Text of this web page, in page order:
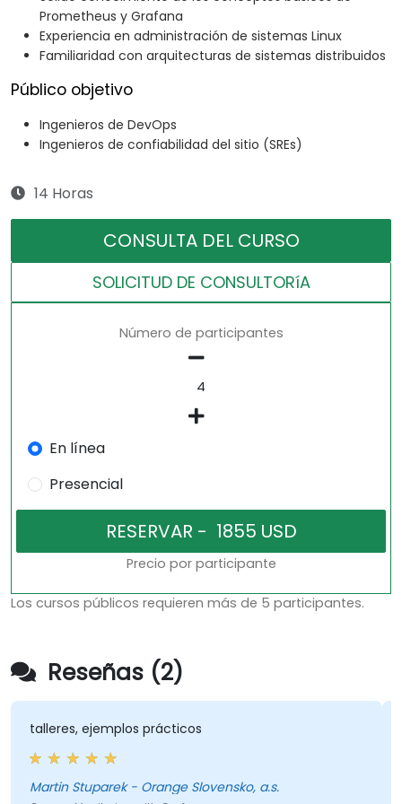
Prometheus y Grafana
Experiencia en administración de sistemas Linux
Familiaridad con arquitecturas de sistemas distribuidos
Público objetivo
Ingenieros de DevOps
Ingenieros de confiabilidad del sitio (SREs)
14 Horas
CONSULTA DEL CURSO
SOLICITUD DE CONSULTORíA
Número de participantes
En línea
Presencial
Precio por participante
Los cursos públicos requieren más de 5 participantes.
Reseñas (2)
talleres, ejemplos prácticos
Martin Stuparek - Orange Slovensko, a.s.